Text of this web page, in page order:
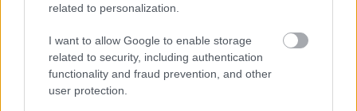
related to personalization.
I want to allow Google to enable storage
related to security, including authentication
functionality and fraud prevention, and other
user protection.
CARRICKET FOGJA AJÁNLANI
A VEZETŐSÉG RATCLIFFE-